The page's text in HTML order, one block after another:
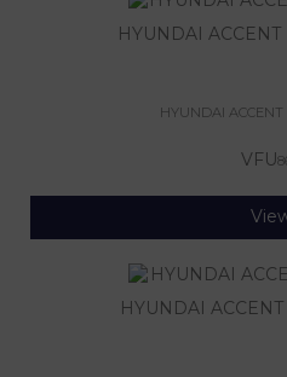
HYUNDAI
HYUNDAI ACCENT
VFU
HYUNDAI